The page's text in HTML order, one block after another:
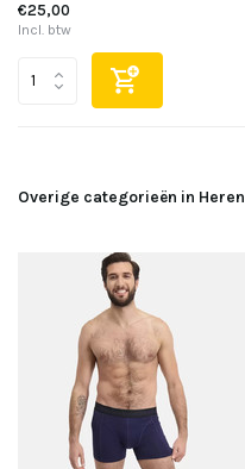
€25,00
Incl. btw
Overige categorieën in Heren